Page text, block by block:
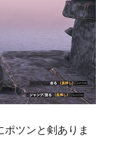
ツンと剣ありま